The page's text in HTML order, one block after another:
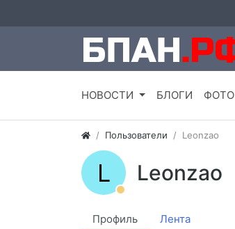
НОВОСТИ БЛОГИ ФОТО
Пользователи Leonzao
L Leonzao
Профиль Лента